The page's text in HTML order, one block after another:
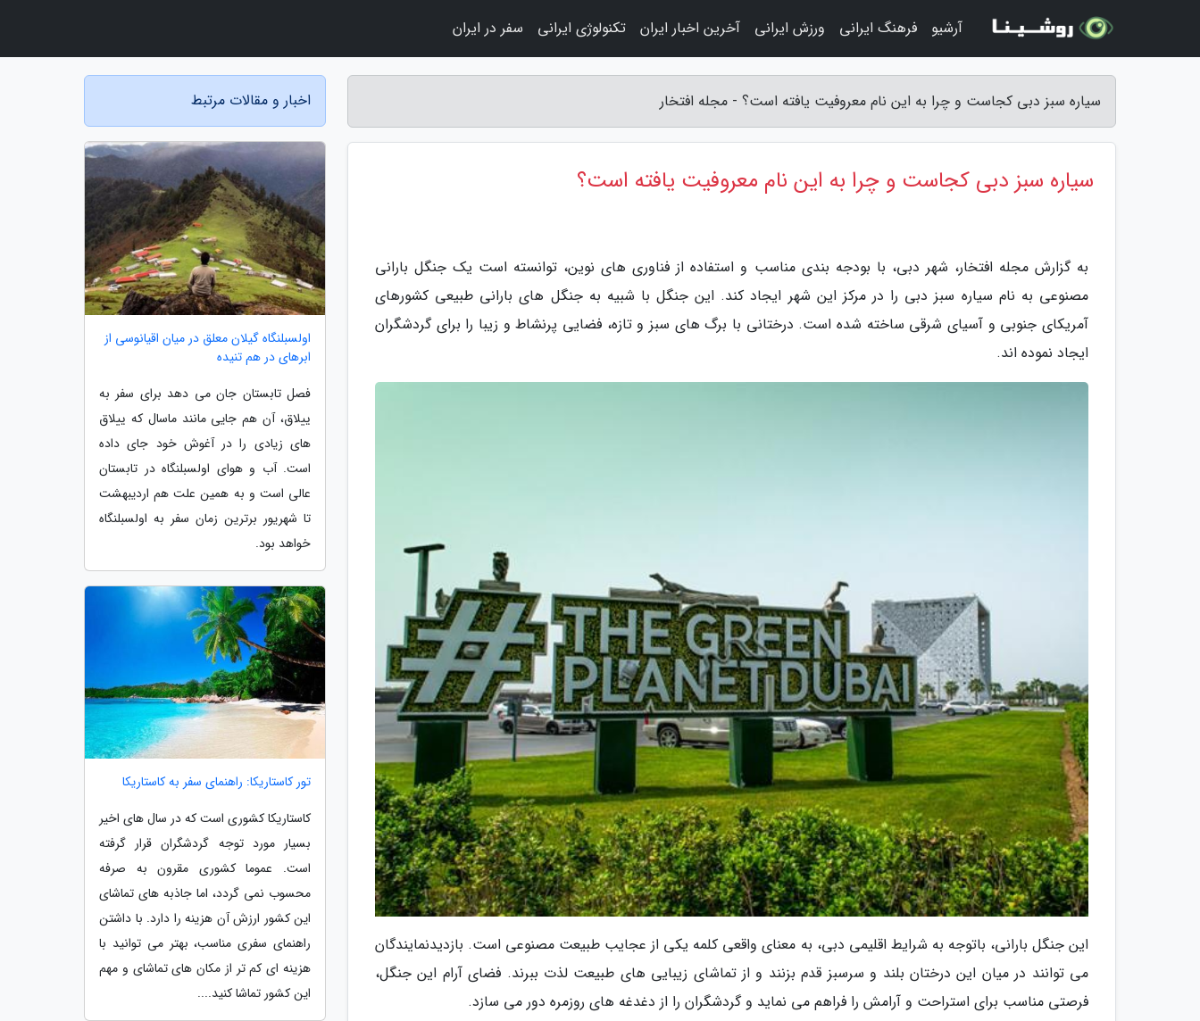
سیاره سبز دبی کجاست و چرا به این نام معروفیت یافته است؟ - مجله افتخار
سیاره سبز دبی کجاست و چرا به این نام معروفیت یافته است؟
به گزارش مجله افتخار، شهر دبی، با بودجه بندی مناسب و استفاده از فناوری های نوین، توانسته است یک جنگل بارانی
مصنوعی به نام سیاره سبز دبی را در مرکز این شهر ایجاد کند. این جنگل با شبیه به جنگل های بارانی طبیعی کشورهای
آمریکای جنوبی و آسیای شرقی ساخته شده است. درختانی با برگ های سبز و تازه، فضایی پرنشاط و زیبا را برای گردشگران
ایجاد نموده اند.
این جنگل بارانی، باتوجه به شرایط اقلیمی دبی، به معنای واقعی کلمه یکی از عجایب طبیعت مصنوعی است. بازدیدنمایندگان
می توانند در میان این درختان بلند و سرسبز قدم بزنند و از تماشای زیبایی های طبیعت لذت ببرند. فضای آرام این جنگل،
فرصتی مناسب برای استراحت و آرامش را فراهم می نماید و گردشگران را از دغدغه های روزمره دور می سازد.
اخبار و مقالات مرتبط
اولسبلنگاه گیلان معلق در میان اقیانوسی از
ابرهای در هم تنیده
فصل تابستان جان می دهد برای سفر به
ییلاق، آن هم جایی مانند ماسال که ییلاق
های زیادی را در آغوش خود جای داده
است. آب و هوای اولسبلنگاه در تابستان
عالی است و به همین علت هم اردیبهشت
تا شهریور برترین زمان سفر به اولسبلنگاه
خواهد بود.
تور کاستاریکا: راهنمای سفر به کاستاریکا
کاستاریکا کشوری است که در سال های اخیر
بسیار مورد توجه گردشگران قرار گرفته
است. عموما کشوری مقرون به صرفه
محسوب نمی گردد، اما جاذبه های تماشای
این کشور ارزش آن هزینه را دارد. با داشتن
راهنمای سفری مناسب، بهتر می توانید با
هزینه ای کم تر از مکان های تماشای و مهم
این کشور تماشا کنید....
آرشیو فرهنگ ایرانی ورزش ایرانی آخرین اخبار ایران تکنولوژی ایرانی سفر در ایران